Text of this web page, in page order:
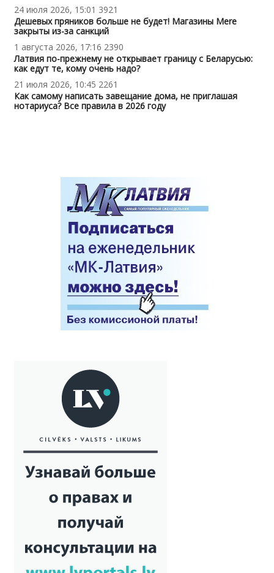
24 июля 2026, 15:01 3921
Дешевых пряников больше не будет! Магазины Mere
закрыты из-за санкций
1 августа 2026, 17:16 2390
Латвия по-прежнему не открывает границу с Беларусью:
как едут те, кому очень надо?
21 июля 2026, 10:45 2261
Как самому написать завещание дома, не приглашая
нотариуса? Все правила в 2026 году